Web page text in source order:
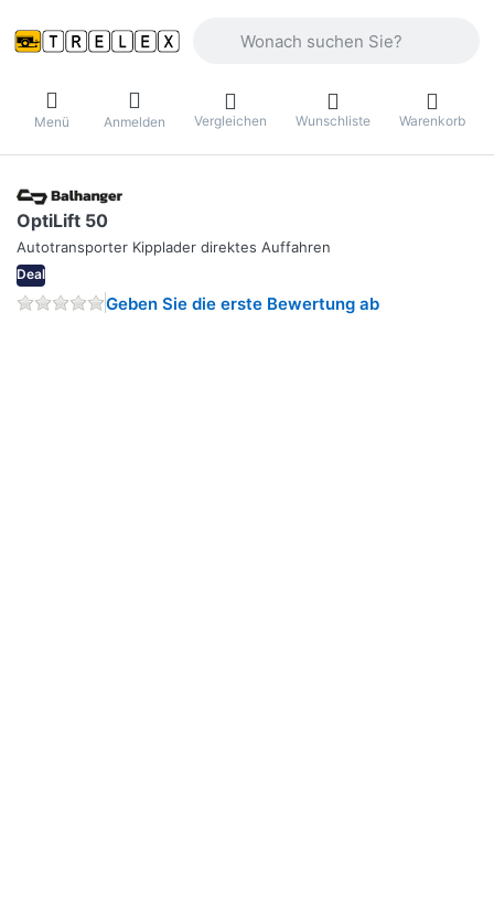
Menü Anmelden Vergleichen Wunschliste Warenkorb
OptiLift 50
Autotransporter Kipplader direktes Auffahren
Deal
Geben Sie die erste Bewertung ab